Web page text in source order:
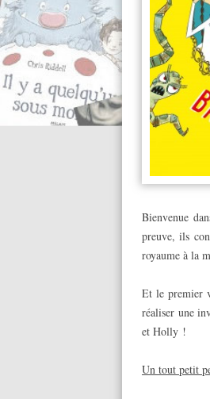
Bienvenue
preuve, ils
royaume à la
Et le premier
réaliser une
et Holly !
Un tout petit